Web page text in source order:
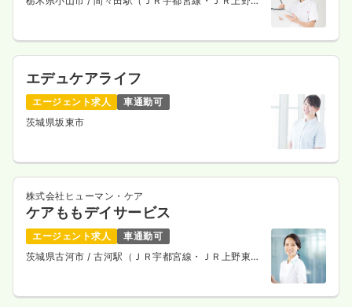
エデュケアライフ
エージェント求人
車通勤可
茨城県坂東市
株式会社ヒューマン・ケア
ケアももデイサービス
エージェント求人
車通勤可
茨城県古河市/ 古河駅（ＪＲ宇都宮線・ＪＲ上野東京